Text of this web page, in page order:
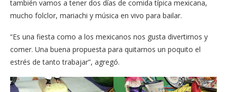
también vamos a tener dos días de comida típica mexicana,
mucho folclor, mariachi y música en vivo para bailar.
“Es una fiesta como a los mexicanos nos gusta divertirnos y
comer. Una buena propuesta para quitarnos un poquito el
estrés de tanto trabajar”, agregó.